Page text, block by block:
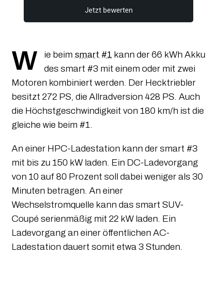
Jetzt bewerten
W ie beim smart #1 kann der 66 kWh Akku
des smart #3 mit einem oder mit zwei
Motoren kombiniert werden. Der Hecktriebler
besitzt 272 PS, die Allradversion 428 PS. Auch
die Höchstgeschwindigkeit von 180 km/h ist die
gleiche wie beim #1.
An einer HPC-Ladestation kann der smart #3
mit bis zu 150 kW laden. Ein DC-Ladevorgang
von 10 auf 80 Prozent soll dabei weniger als 30
Minuten betragen. An einer
Wechselstromquelle kann das smart SUV-
Coupé serienmäßig mit 22 kW laden. Ein
Ladevorgang an einer öffentlichen AC-
Ladestation dauert somit etwa 3 Stunden.